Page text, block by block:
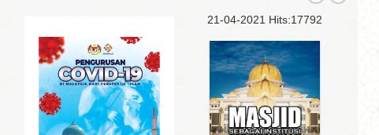
21-04-2021 Hits:17792